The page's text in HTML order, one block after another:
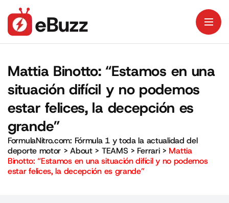
Mattia Binotto: “Estamos en una
situación difícil y no podemos
estar felices, la decepción es
grande”
FormulaNitro.com: Fórmula 1 y toda la actualidad del
deporte motor >About> TEAMS > Ferrari> Mattia
Binotto: “Estamos en una situación difícil y no podemos
estar felices, la decepción es grande”